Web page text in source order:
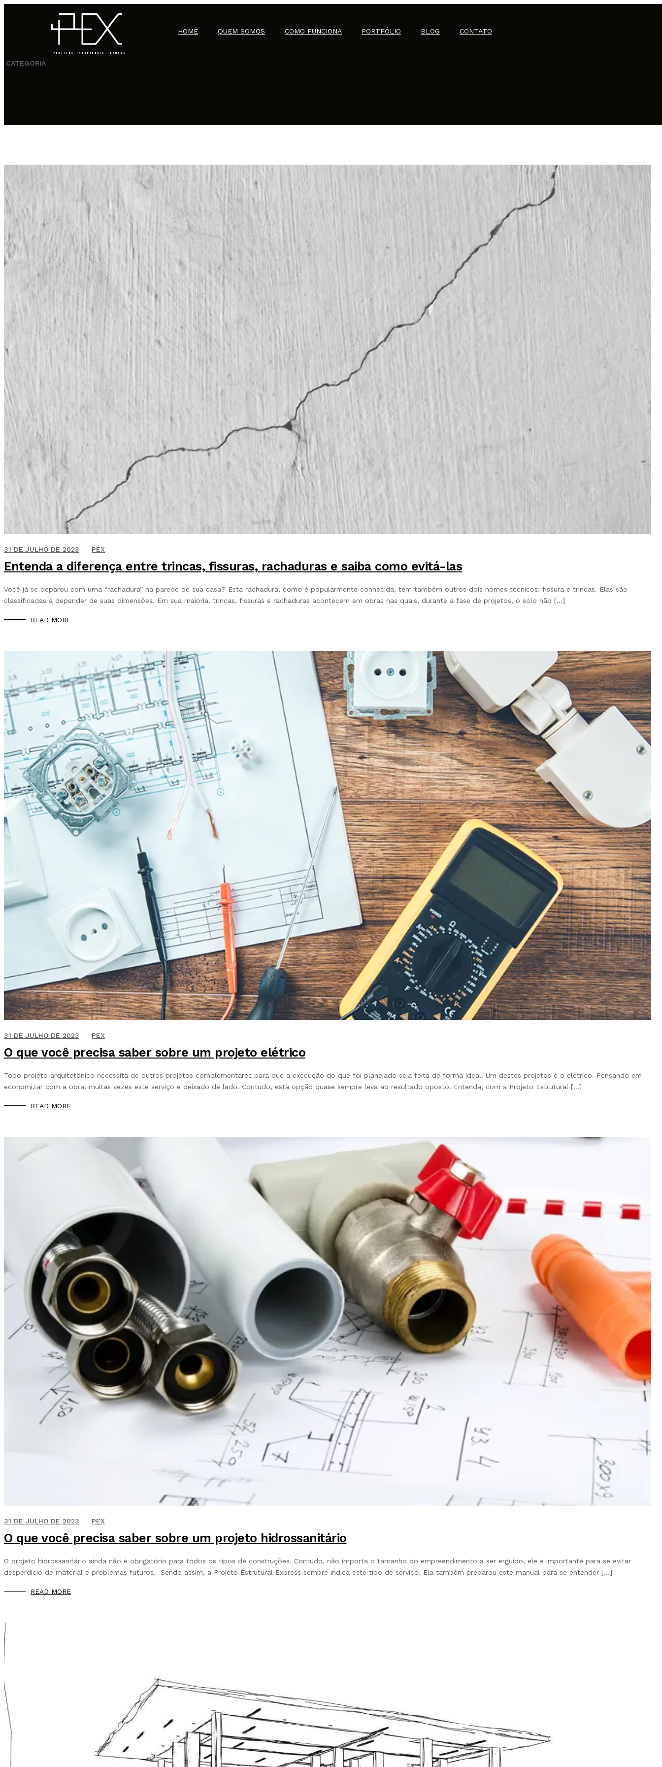
HOME QUEM SOMOS COMO FUNCIONA PORTFÓLIO BLOG CONTATO
CATEGORIA
17 DE JUNHO DE 2020
31 DE JULHO DE 2023 PEX
Entenda a diferença entre trincas, fissuras, rachaduras e saiba como evitá-las
Você já se deparou com uma “rachadura” na parede de sua casa? Esta rachadura, como é popularmente conhecida, tem também outros dois nomes técnicos: fissura e trincas. Elas são
classificadas a depender de suas dimensões. Em sua maioria, trincas, fissuras e rachaduras acontecem em obras nas quais, durante a fase de projetos, o solo não […]
READ MORE
9 DE JUNHO DE 2020
31 DE JULHO DE 2023 PEX
O que você precisa saber sobre um projeto elétrico
Todo projeto arquitetônico necessita de outros projetos complementares para que a execução do que foi planejado seja feita de forma ideal. Um destes projetos é o elétrico. Pensando em
economizar com a obra, muitas vezes este serviço é deixado de lado. Contudo, esta opção quase sempre leva ao resultado oposto. Entenda, com a Projeto Estrutural […]
READ MORE
9 DE JUNHO DE 2020
31 DE JULHO DE 2023 PEX
O que você precisa saber sobre um projeto hidrossanitário
O projeto hidrossanitário ainda não é obrigatório para todos os tipos de construções. Contudo, não importa o tamanho do empreendimento a ser erguido, ele é importante para se evitar
desperdício de material e problemas futuros. Sendo assim, a Projeto Estrutural Express sempre indica este tipo de serviço. Ela também preparou este manual para se entender […]
READ MORE